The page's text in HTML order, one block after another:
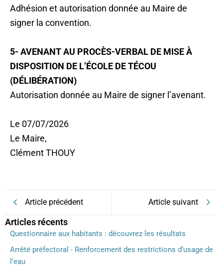
Adhésion et autorisation donnée au Maire de
signer la convention.
5- AVENANT AU PROCÈS-VERBAL DE MISE À
DISPOSITION DE L’ÉCOLE DE TÉCOU
(DÉLIBÉRATION)
Autorisation donnée au Maire de signer l’avenant.
Le 07/07/2026
Le Maire,
Clément THOUY
Article précédent Article suivant
Articles récents
Questionnaire aux habitants : découvrez les résultats
Arrêté préfectoral - Renforcement des restrictions d’usage de
l’eau